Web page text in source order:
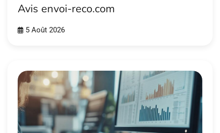
Avis envoi-reco.com
5 Août 2026